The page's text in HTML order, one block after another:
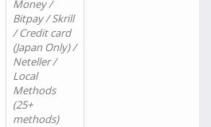
Money /
Bitpay / Skrill
/ Credit card
(Japan Only) /
Neteller /
Local
Methods
(25+
methods)